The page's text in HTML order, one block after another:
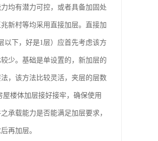
均有潜力可控，或者具备加固处
新村等均采用直接加层。直接加
以下，好是1层）应首先考虑该方
少。基础是单设置的，新加层的
，该方法比较灵活，夹层的层数
楼体加层接好接牢，确保使用
承载能力是否能满足加层要求，
后再加层。